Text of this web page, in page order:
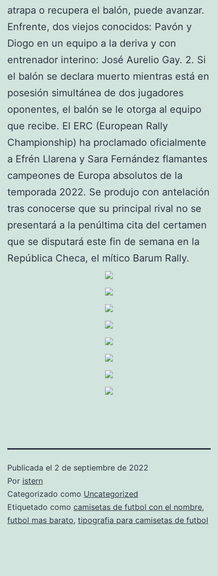
atrapa o recupera el balón, puede avanzar.
Enfrente, dos viejos conocidos: Pavón y
Diogo en un equipo a la deriva y con
entrenador interino: José Aurelio Gay. 2. Si
el balón se declara muerto mientras está en
posesión simultánea de dos jugadores
oponentes, el balón se le otorga al equipo
que recibe. El ERC (European Rally
Championship) ha proclamado oficialmente
a Efrén Llarena y Sara Fernández flamantes
campeones de Europa absolutos de la
temporada 2022. Se produjo con antelación
tras conocerse que su principal rival no se
presentará a la penúltima cita del certamen
que se disputará este fin de semana en la
República Checa, el mítico Barum Rally.
Publicada el 2 de septiembre de 2022
Por istern
Categorizado como Uncategorized
Etiquetado como camisetas de futbol con el nombre,
futbol mas barato, tipografia para camisetas de futbol